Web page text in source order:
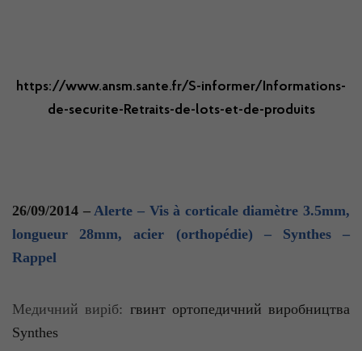
https://www.ansm.sante.fr/S-informer/Informations-
de-securite-Retraits-de-lots-et-de-produits
26/09/2014 –Alerte – Vis à corticale diamètre 3.5mm,
longueur 28mm, acier (orthopédie) – Synthes –
Rappel
Медичний виріб: гвинт ортопедичний виробництва
Synthes